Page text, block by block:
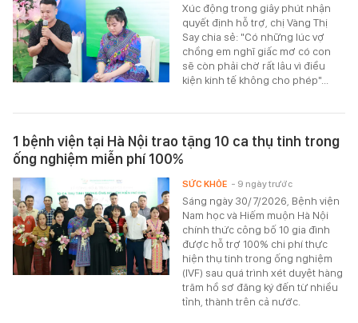
Xúc động trong giây phút nhận
quyết định hỗ trợ, chị Vàng Thị
Say chia sẻ: "Có những lúc vợ
chồng em nghĩ giấc mơ có con
sẽ còn phải chờ rất lâu vì điều
kiện kinh tế không cho phép"...
1 bệnh viện tại Hà Nội trao tặng 10 ca thụ tinh trong
ống nghiệm miễn phí 100%
Sáng ngày 30/7/2026, Bệnh viện
Nam học và Hiếm muộn Hà Nội
chính thức công bố 10 gia đình
được hỗ trợ 100% chi phí thực
hiện thụ tinh trong ống nghiệm
(IVF) sau quá trình xét duyệt hàng
trăm hồ sơ đăng ký đến từ nhiều
tỉnh, thành trên cả nước.
SỨC KHỎE - 9 ngày trước